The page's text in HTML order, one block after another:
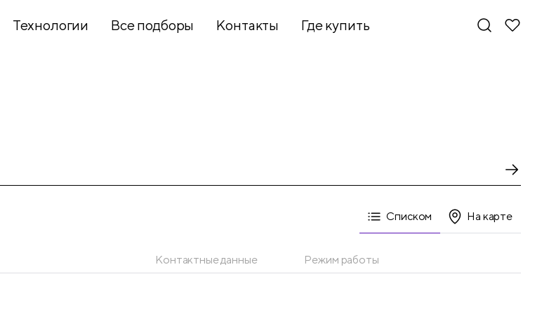
оборудование
Технологии Все подборы Контакты Где купить
Списком На карте
Контактные данные Режим работы